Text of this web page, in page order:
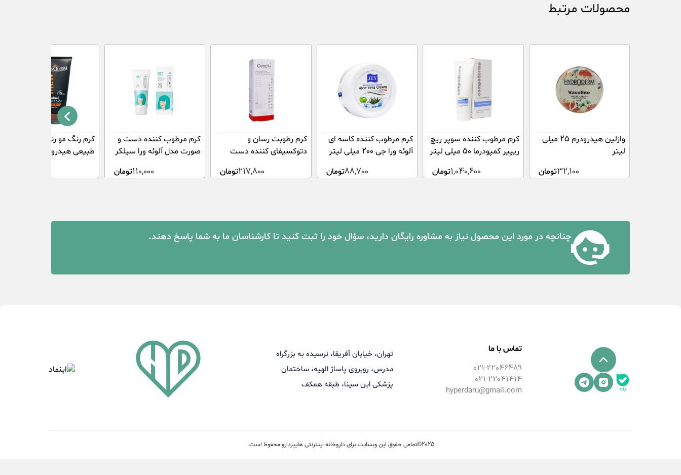
محصولات مرتبط
وازلین هیدرودرم 25 میلی
لیتر
32,100تومان
کرم مرطوب کننده سوپر ریچ
ریپیر کمپودرما 50 میلی لیتر
1,040,600تومان
کرم مرطوب کننده کاسه ای
آلوئه ورا جی 200 میلی لیتر
88,700تومان
کرم رطوبت رسان و
دتوکسیفای کننده دست
ژنوبایوتیک 75 میلی لیتر 217,800تومان
کرم مرطوب کننده دست و
صورت مدل آلوئه ورا سیلکر
110,000تومان
کرم رنگ مو رنگ مشکی
طبیعی هیدرودرم 150 میل
چنانچه در مورد این محصول نیاز به مشاوره رایگان دارید، سؤال خود را ثبت کنید تا کارشناسان ما به شما پاسخ دهند.
تماس با ما
021-22046489
021-22041414
hyperdaru@gmail.com
تهران، خیابان آفریقا، نرسیده به بزرگراه
مدرس، روبروی پاساژ الهیه، ساختمان
پزشکی ابن سینا، طبقه همکف
2025© تمامی حقوق این وبسایت برای داروخانه اینترنتی هایپردارو محفوظ است.